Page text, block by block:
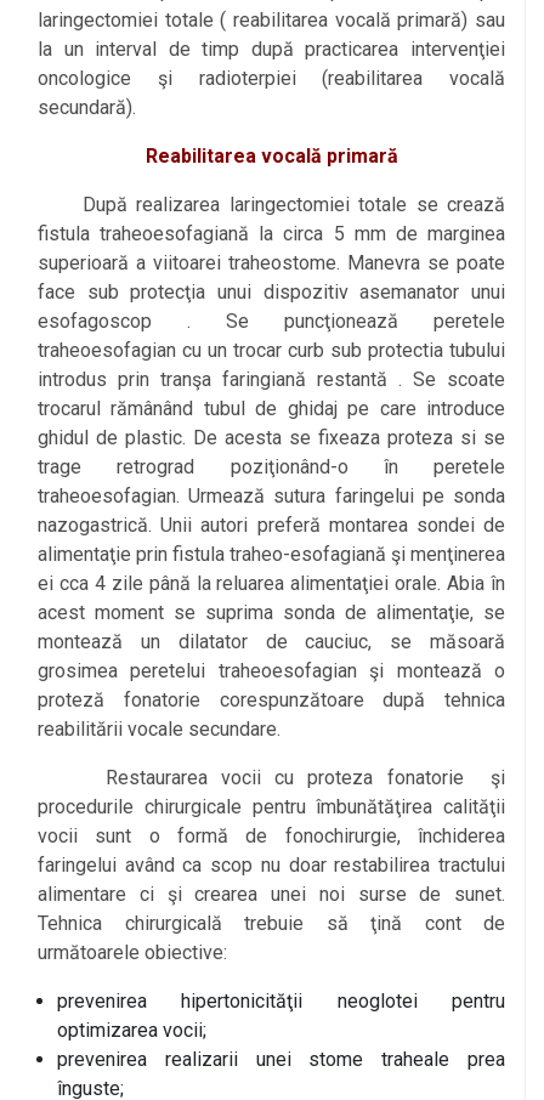
laringectomiei totale ( reabilitarea vocală primară) sau
la un interval de timp după practicarea intervenţiei
oncologice şi radioterpiei (reabilitarea vocală
secundară).
Reabilitarea vocală primară
După realizarea laringectomiei totale se crează
fistula traheoesofagiană la circa 5 mm de marginea
superioară a viitoarei traheostome. Manevra se poate
face sub protecţia unui dispozitiv asemanator unui
esofagoscop . Se puncţionează peretele
traheoesofagian cu un trocar curb sub protectia tubului
introdus prin tranşa faringiană restantă . Se scoate
trocarul rămânând tubul de ghidaj pe care introduce
ghidul de plastic. De acesta se fixeaza proteza si se
trage retrograd poziţionând-o în peretele
traheoesofagian. Urmează sutura faringelui pe sonda
nazogastrică. Unii autori preferă montarea sondei de
alimentaţie prin fistula traheo-esofagiană şi menţinerea
ei cca 4 zile până la reluarea alimentaţiei orale. Abia în
acest moment se suprima sonda de alimentaţie, se
montează un dilatator de cauciuc, se măsoară
grosimea peretelui traheoesofagian şi montează o
proteză fonatorie corespunzătoare după tehnica
reabilitării vocale secundare.
Restaurarea vocii cu proteza fonatorie şi
procedurile chirurgicale pentru îmbunătăţirea calităţii
vocii sunt o formă de fonochirurgie, închiderea
faringelui având ca scop nu doar restabilirea tractului
alimentare ci şi crearea unei noi surse de sunet.
Tehnica chirurgicală trebuie să ţină cont de
următoarele obiective:
prevenirea hipertonicităţii neoglotei pentru
optimizarea vocii;
prevenirea realizarii unei stome traheale prea
înguste;